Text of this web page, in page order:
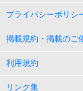
プライバシーポリシ
掲載規約・掲載のご
利用規約
リンク集